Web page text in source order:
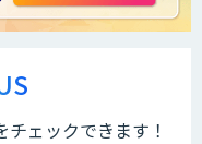
ェックできます！